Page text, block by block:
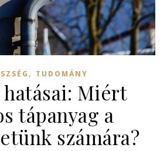
, TUDOMÁNY
Miért
tápanyag a
számára?